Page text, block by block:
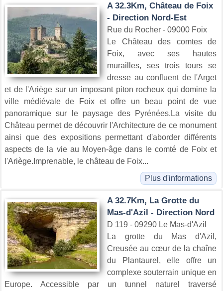
A 32.3Km, Château de Foix
- Direction Nord-Est
Rue du Rocher - 09000 Foix
Le Château des comtes de
Foix, avec ses hautes
murailles, ses trois tours se
dresse au confluent de l'Arget
et de l'Ariège sur un imposant piton rocheux qui domine la
ville médiévale de Foix et offre un beau point de vue
panoramique sur le paysage des Pyrénées.La visite du
Château permet de découvrir l'Architecture de ce monument
ainsi que des expositions permettant d'aborder différents
aspects de la vie au Moyen-âge dans le comté de Foix et
l'Ariège.Imprenable, le château de Foix...
Plus d'informations
A 32.7Km, La Grotte du
Mas-d'Azil - Direction Nord
D 119 - 09290 Le Mas-d'Azil
La grotte du Mas d'Azil,
Creusée au cœur de la chaîne
du Plantaurel, elle offre un
complexe souterrain unique en
Europe. Accessible par un tunnel naturel traversé